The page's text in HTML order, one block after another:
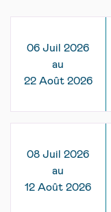
06 Juil 2026
au
22 Août 2026
08 Juil 2026
au
12 Août 2026